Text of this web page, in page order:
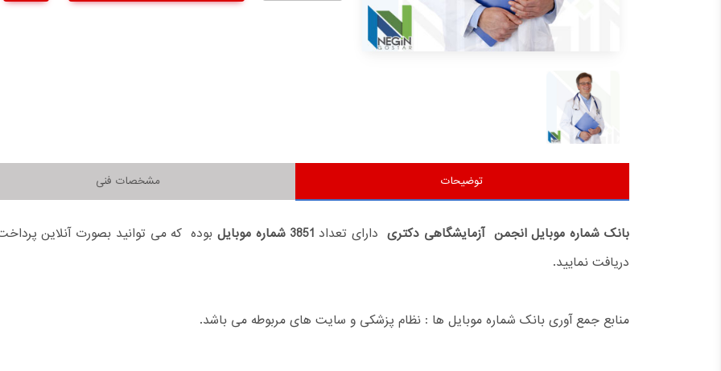
توضیحات مشخصات فنی
بانک شماره موبایل انجمن آزمایشگاهی دکتری دارای تعداد 3851 شماره موبایل
بوده که می توانید بصورت آنلاین
دریافت نمایید.
منابع جمع آوری بانک شماره موبایل ها : نظام پزشکی و سایت های مربوطه می باشد.